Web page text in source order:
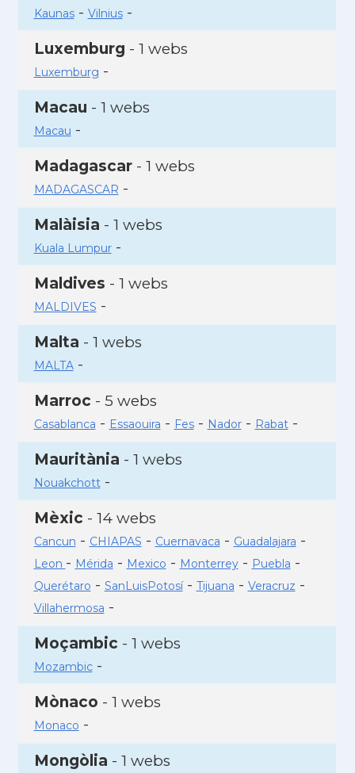
Kaunas- Vilnius-
Luxemburg - 1 webs
Luxemburg -
Macau - 1 webs
Macau -
Madagascar- 1 webs
MADAGASCAR -
Malàisia - 1 webs
Kuala Lumpur-
Maldives - 1 webs
MALDIVES -
Malta - 1 webs
MALTA-
Marroc - 5 webs
Casablanca - Essaouira - Fes- Nador- Rabat-
Mauritània - 1 webs
Nouakchott-
Mèxic - 14 webs
Cancun - CHIAPAS - Cuernavaca - Guadalajara -
Leon - Mérida - Mexico - Monterrey- Puebla -
Querétaro - SanLuisPotosí- Tijuana - Veracruz -
Villahermosa -
Moçambic - 1 webs
Mozambic-
Mònaco - 1 webs
Monaco -
Mongòlia - 1 webs